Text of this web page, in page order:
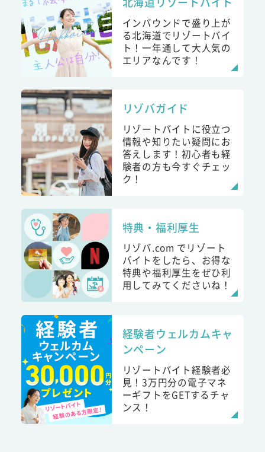
インバウンドで盛り上が
る北海道でリゾートバイ
ト！一年通して大人気の
エリアなんです！
リゾバガイド
リゾートバイトに役立つ
情報や知りたい疑問にお
答えします！初心者も経
験者の方も今すぐチェッ
ク！
特典・福利厚生
リゾバ.com でリゾート
バイトをしたら、お得な
特典や福利厚生をぜひ利
用してみてくださいね！
経験者ウェルカムキャ
ンペーン
リゾートバイト経験者必
見！3万円分の電子マネ
ーギフトをGETするチャ
ンス！